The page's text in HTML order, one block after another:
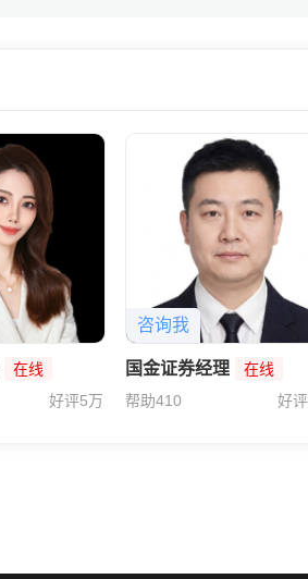
在线
好评5万
咨询我
国金证券经理
在线
帮助410
好